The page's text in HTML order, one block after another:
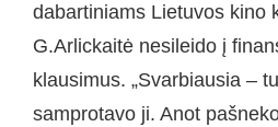
dabartiniams Lietuvos kino
G.Arlickaitė nesileido į
klausimus. „Svarbiausia –
samprotavo ji. Anot